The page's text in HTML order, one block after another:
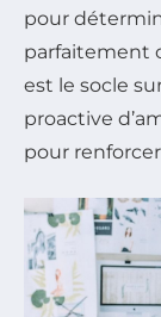
pour
parfaitement
est le socle
proactive
pour